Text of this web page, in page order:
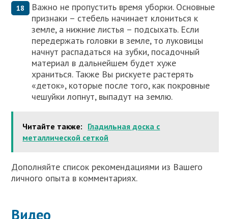
Важно не пропустить время уборки. Основные
признаки – стебель начинает клониться к
земле, а нижние листья – подсыхать. Если
передержать головки в земле, то луковицы
начнут распадаться на зубки, посадочный
материал в дальнейшем будет хуже
храниться. Также Вы рискуете растерять
«деток», которые после того, как покровные
чешуйки лопнут, выпадут на землю.
Читайте также: Гладильная доска с
металлической сеткой
Дополняйте список рекомендациями из Вашего
личного опыта в комментариях.
Видео